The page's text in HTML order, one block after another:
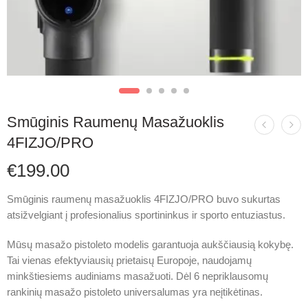
Smūginis Raumenų Masažuoklis
4FIZJO/PRO
€199.00
Smūginis raumenų masažuoklis 4FIZJO/PRO buvo sukurtas
atsižvelgiant į profesionalius sportininkus ir sporto entuziastus.
Mūsų masažo pistoleto modelis garantuoja aukščiausią kokybę.
Tai vienas efektyviausių prietaisų Europoje, naudojamų
minkštiesiems audiniams masažuoti. Dėl 6 nepriklausomų
rankinių masažo pistoleto universalumas yra neįtikėtinas.